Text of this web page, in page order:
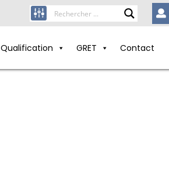
Qualification GRET Contact